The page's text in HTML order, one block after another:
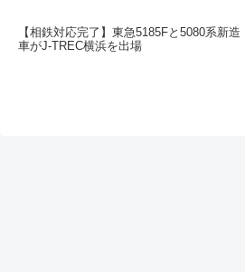
【相鉄対応完了】東急5185Fと5080系新造
車がJ-TREC横浜を出場